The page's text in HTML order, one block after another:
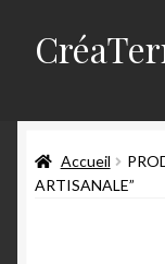
BlogAccueil
ARTISANALE”